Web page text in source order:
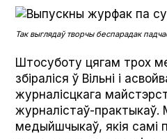
Так выглядаў творчы беспарадак
Штосуботу цягам трох
збіраліся ў Вільні і
журналісцкага
журналістаў-практыкаў.
медыйшчыкаў, якія самі